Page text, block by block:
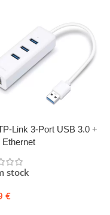
Link 3-Port USB 3.0 +
Ethernet
stock
€